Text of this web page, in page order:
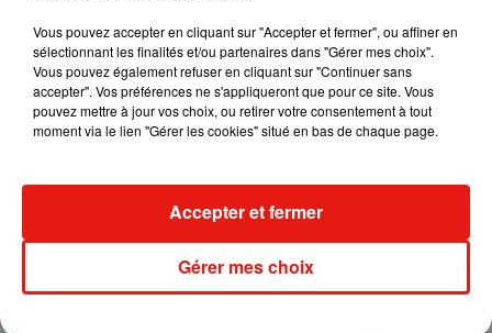
Vous pouvez accepter en cliquant sur "Accepter et fermer", ou affiner en
sélectionnant les finalités et/ou partenaires dans "Gérer mes choix".
Vous pouvez également refuser en cliquant sur "Continuer sans
accepter". Vos préférences ne s'appliqueront que pour ce site. Vous
pouvez mettre à jour vos choix, ou retirer votre consentement à tout
moment via le lien "Gérer les cookies" situé en bas de chaque page.
Gérer mes choix
Accepter et fermer